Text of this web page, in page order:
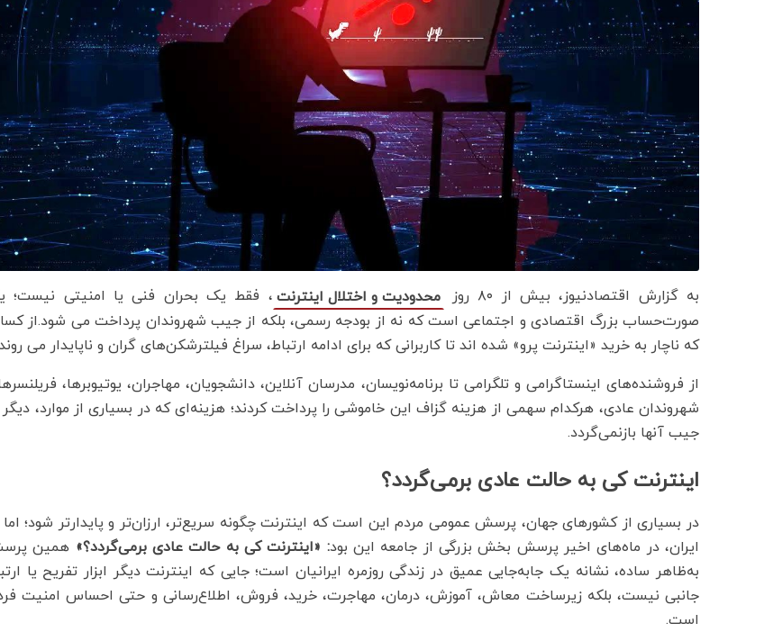
به گزارش اقتصادنیوز، بیش از ۸۰ روز محدودیت و اختلال اینترنت ، فقط یک بحران فنی یا امنیتی نیست؛
صورت‌حساب بزرگ اقتصادی و اجتماعی است که نه از بودجه رسمی، بلکه از جیب شهروندان پرداخت می شود.از
که ناچار به خرید «اینترنت پرو» شده اند تا کاربرانی که برای ادامه ارتباط، سراغ فیلترشکن‌های گران و ناپایدار می
از فروشنده‌های اینستاگرامی و تلگرامی تا برنامه‌نویسان، مدرسان آنلاین، دانشجویان، مهاجران، یوتیوبرها،
شهروندان عادی، هرکدام سهمی از هزینه گزاف این خاموشی را پرداخت کردند؛ هزینه‌ای که در بسیاری از موارد، دیگر
جیب آنها بازنمی‌گردد.
اینترنت کی به حالت عادی برمی‌گردد؟
در بسیاری از کشورهای جهان، پرسش عمومی مردم این است که اینترنت چگونه سریع‌تر، ارزان‌تر و پایدارتر شود؛ اما
ایران، در ماه‌های اخیر پرسش بخش بزرگی از جامعه این بود: «اینترنت کی به حالت عادی برمی‌گردد؟» همین
به‌ظاهر ساده، نشانه یک جابه‌جایی عمیق در زندگی روزمره ایرانیان است؛ جایی که اینترنت دیگر ابزار تفریح یا
جانبی نیست، بلکه زیرساخت معاش، آموزش، درمان، مهاجرت، خرید، فروش، اطلاع‌رسانی و حتی احساس امنیت
است.